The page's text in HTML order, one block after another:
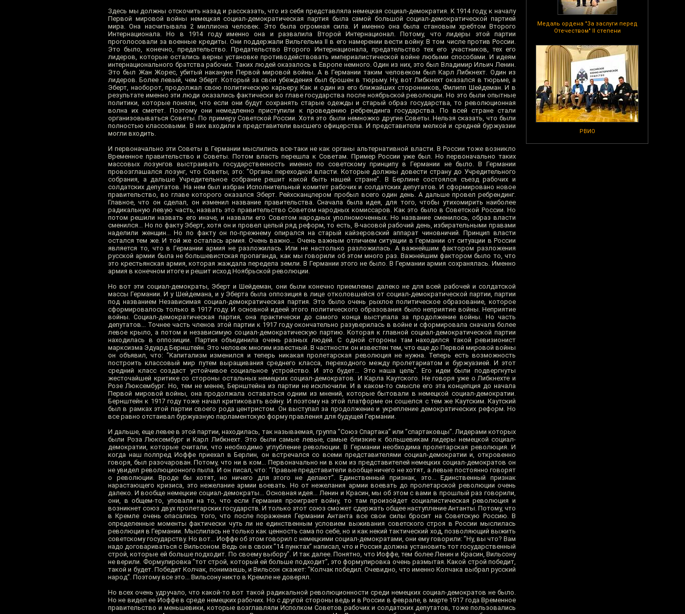
Медаль ордена "За заслуги перед
Отечеством" II степени
РВИО
Здесь мы должны отскочить назад и рассказать, что из себя представляла немецкая социал-демократия. К 1914 году, к началу
Первой мировой войны немецкая социал-демократическая партия была самой большой социал-демократической партией
мира. Она насчитывала 2 миллиона человек. Это была огромная сила. И именно она была становым хребтом Второго
Интернационала. Но в 1914 году именно она и развалила Второй Интернационал. Потому, что лидеры этой партии
проголосовали за военные кредиты. Они поддержали Вильгельма II в его намерении вести войну. В том числе против России.
Это было, конечно, предательство. Предательство Второго Интернационала, предательство тех его участников, тех его
лидеров, которые остались верны установке противодействовать империалистической войне любыми способами. И идеям
интернационального братства рабочих. Таких людей оказалось в Европе немного. Один из них, это был Владимир Ильич Ленин.
Это был Жан Жорес, убитый накануне Первой мировой войны. А в Германии таким человеком был Карл Либкнехт. Один из
лидеров. Более левый, чем Эберт. Который за свои убеждения был брошен в тюрьму. Ну, вот Либкнехт оказался в тюрьме, а
Эберт, наоборот, продолжал свою политическую карьеру. Как и один из его ближайших сторонников, Филипп Шейдеман. И в
результате именно эти люди оказались фактически во главе государства после ноябрьской революции. Но это были опытные
политики, которые поняли, что если они будут сохранять старые одежды и старый образ государства, то революционная
волна их сметет. Поэтому они немедленно приступили к проведению ребрендинга государства. По всей стране стали
организовываться Советы. По примеру Советской России. Хотя это были немножко другие Советы. Нельзя сказать, что были
полностью классовыми. В них входили и представители высшего офицерства. И представители мелкой и средней буржуазии
могли входить.
И первоначально эти Советы в Германии мыслились все-таки не как органы альтернативной власти. В России тоже возникло
Временное правительство и Советы. Потом власть перешла к Советам. Пример России уже был. Но первоначально таких
массовых лозунгов выстраивать государственность именно по советскому принципу в Германии не было. В Германии
провозглашался лозунг, что Советы, это: ”Органы переходной власти. Которые должны довести страну до Учредительного
собрания, а дальше Учредительное собрание решит какой быть нашей стране”. В Берлине состоялся съезд рабочих и
солдатских депутатов. На нем был избран Исполнительный комитет рабочих и солдатских депутатов. И сформировано новое
правительство, во главе которого оказался Эберт. Рейхсканцлером пробыл всего один день. А дальше провел ребрендинг.
Главное, что он сделал, он изменил название правительства. Сначала была идея, для того, чтобы утихомирить наиболее
радикальную левую часть, назвать это правительство Советом народных комиссаров. Как это было в Советской России. Но
потом решили назвать его иначе, и назвали его Советом народных уполномоченных. Но название сменилось, образ власти
сменился... Но по факту Эберт, хотя он и провел целый ряд реформ, то есть, 8-часовой рабочий день, избирательными правами
наделили женщин... Но по факту он по-прежнему опирался на старый кайзеровский аппарат чиновничий. Принцип власти
остался тем же. И той же осталась армия. Очень важно... Очень важным отличием ситуации в Германии от ситуации в России
является то, что в Германии армия не разложилась. Или не настолько разложилась. А важнейшим фактором разложения
русской армии была не большевистская пропаганда, как мы говорили об этом много раз. Важнейшим фактором было то, что
это крестьянская армия, которая жаждала передела земли. В Германии этого не было. В Германии армия сохранялась. Именно
армия в конечном итоге и решит исход Ноябрьской революции.
Но вот эти социал-демократы, Эберт и Шейдеман, они были конечно приемлемы далеко не для всей рабочей и солдатской
массы Германии. И у Шейдемана, и у Эберта была оппозиция в лице отколовшейся от социал-демократической партии, партии
под названием Независимая социал-демократическая партия. Это было очень рыхлое политическое образование, которое
сформировалось только в 1917 году. И основной идеей этого политического образования было неприятие войны. Неприятие
войны. Социал-демократическая партия, она практически до самого конца выступала за продолжение войны. Но часть
депутатов... Точнее часть членов этой партии к 1917 году окончательно разуверилась в войне и сформировала сначала более
левое крыло, а потом и независимую социал-демократическую партию. Которая к главной социал-демократической партии
находилась в оппозиции. Партия объединила очень разных людей. С одной стороны там находился такой ревизионист
марксизма Эдуард Бернштейн. Это человек многим известный. В частности он известен тем, что еще до Первой мировой войны
он объявил, что: ”Капитализм изменился и теперь никакая пролетарская революция не нужна. Теперь есть возможность
построить классовый мир путем выращивания среднего класса, переходного между пролетариатом и буржуазией. И этот
средний класс создаст устойчивое социальное устройство. И это будет... Это наша цель”. Его идеи были подвергнуты
жесточайшей критике со стороны остальных немецких социал-демократов. И Карла Каутского. Не говоря уже о Либкнехте и
Розе Люксембург. Но, тем не менее, Бернштейна из партии не исключили. И в каком-то смысле его эта концепция до начала
Первой мировой войны, она продолжала оставаться одним из мнений, которые бытовали в немецкой социал-демократии.
Бернштейн к 1917 году тоже начал критиковать войну. И поэтому на этой платформе он сошелся с тем же Каутским. Каутский
был в рамках этой партии своего рода центристом. Он выступал за продолжение и укрепление демократических реформ. Но
все равно отстаивал буржуазную парламентскую форму правления для будущей Германии.
И дальше, еще левее в этой партии, находилась, так называемая, группа ”Союз Спартака” или ”спартаковцы”. Лидерами которых
были Роза Люксембург и Карл Либкнехт. Это были самые левые, самые близкие к большевикам лидеры немецкой социал-
демократии, которые считали, что необходимо углубление революции. В Германии необходима пролетарская революция. И
когда наш полпред Иоффе приехал в Берлин, он встречался со всеми представителями социал-демократии и, откровенно
говоря, был разочарован. Потому, что ни в ком... Первоначально ни в ком из представителей немецких социал-демократов он
не увидел революционного пыла. И он писал, что: ”Правые представители вообще ничего не хотят, а левые постоянно говорят
о революции. Вроде бы хотят, но ничего для этого не делают”. Единственный признак, это... Единственный признак
нарастающего кризиса, это нежелание армии воевать. Но от нежелания армии воевать до пролетарской революции очень
далеко. И вообще немецкие социал-демократы... Основная идея... Ленин и Красин, мы об этом с вами в прошлый раз говорили,
они, в общем-то, уповали на то, что если Германия проиграет войну, то там произойдет социалистическая революция и
возникнет союз двух пролетарских государств. И только этот союз сможет сдержать общее наступление Антанты. Потому, что
в Кремле очень опасались того, что после поражения Германии Антанта все свои силы бросит на Советскую Россию. В
определенные моменты фактически чуть ли не единственным условием выживания советского строя в России мыслилась
революция в Германии. Мыслилась не только как ценность сама по себе, но и как некий тактический ход, позволяющий выжить
советскому государству. Но вот... Иоффе об этом говорил с немецкими социал-демократами, они ему говорили: ”Ну, вы что? Вам
надо договариваться с Вильсоном. Ведь он в своих ”14 пунктах” написал, что и Россия должна установить тот государственный
строй, которые ей больше подходит. По своему выбору”. И так далее. Понятно, что Иоффе, тем более Ленин и Красин, Вильсону
не верили. Формулировка ”тот строй, который ей больше подходит”, это формулировка очень размытая. Какой строй победит,
такой и будет. Победит Колчак, понимаешь, и Вильсон скажет: ”Колчак победил. Очевидно, что именно Колчака выбрал русский
народ”. Поэтому все это... Вильсону никто в Кремле не доверял.
Но всех очень удручало, что какой-то вот такой радикальной революционности среди немецких социал-демократов не было.
Но не видел ее Иоффе в среде немецких рабочих. Но с другой стороны ведь и в России в феврале, в марте 1917 года Временное
правительство и меньшевики, которые возглавляли Исполком Советов рабочих и солдатских депутатов, тоже пользовались